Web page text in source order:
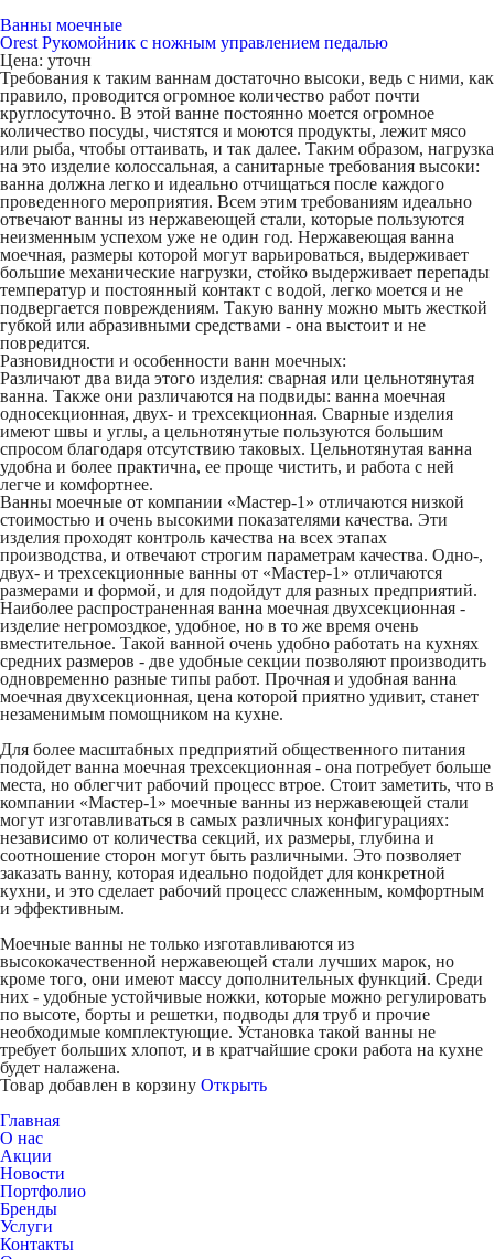
Ванны моечные
Orest Рукомойник с ножным управлением педалью
Цена: уточн
Требования к таким ваннам достаточно высоки, ведь с ними, как
правило, проводится огромное количество работ почти
круглосуточно. В этой ванне постоянно моется огромное
количество посуды, чистятся и моются продукты, лежит мясо
или рыба, чтобы оттаивать, и так далее. Таким образом, нагрузка
на это изделие колоссальная, а санитарные требования высоки:
ванна должна легко и идеально отчищаться после каждого
проведенного мероприятия. Всем этим требованиям идеально
отвечают ванны из нержавеющей стали, которые пользуются
неизменным успехом уже не один год. Нержавеющая ванна
моечная, размеры которой могут варьироваться, выдерживает
большие механические нагрузки, стойко выдерживает перепады
температур и постоянный контакт с водой, легко моется и не
подвергается повреждениям. Такую ванну можно мыть жесткой
губкой или абразивными средствами - она выстоит и не
повредится.
Разновидности и особенности ванн моечных:
Различают два вида этого изделия: сварная или цельнотянутая
ванна. Также они различаются на подвиды: ванна моечная
односекционная, двух- и трехсекционная. Сварные изделия
имеют швы и углы, а цельнотянутые пользуются большим
спросом благодаря отсутствию таковых. Цельнотянутая ванна
удобна и более практична, ее проще чистить, и работа с ней
легче и комфортнее.
Ванны моечные от компании «Мастер-1» отличаются низкой
стоимостью и очень высокими показателями качества. Эти
изделия проходят контроль качества на всех этапах
производства, и отвечают строгим параметрам качества. Одно-,
двух- и трехсекционные ванны от «Мастер-1» отличаются
размерами и формой, и для подойдут для разных предприятий.
Наиболее распространенная ванна моечная двухсекционная -
изделие негромоздкое, удобное, но в то же время очень
вместительное. Такой ванной очень удобно работать на кухнях
средних размеров - две удобные секции позволяют производить
одновременно разные типы работ. Прочная и удобная ванна
моечная двухсекционная, цена которой приятно удивит, станет
незаменимым помощником на кухне.
Для более масштабных предприятий общественного питания
подойдет ванна моечная трехсекционная - она потребует больше
места, но облегчит рабочий процесс втрое. Стоит заметить, что в
компании «Мастер-1» моечные ванны из нержавеющей стали
могут изготавливаться в самых различных конфигурациях:
независимо от количества секций, их размеры, глубина и
соотношение сторон могут быть различными. Это позволяет
заказать ванну, которая идеально подойдет для конкретной
кухни, и это сделает рабочий процесс слаженным, комфортным
и эффективным.
Моечные ванны не только изготавливаются из
высококачественной нержавеющей стали лучших марок, но
кроме того, они имеют массу дополнительных функций. Среди
них - удобные устойчивые ножки, которые можно регулировать
по высоте, борты и решетки, подводы для труб и прочие
необходимые комплектующие. Установка такой ванны не
требует больших хлопот, и в кратчайшие сроки работа на кухне
будет налажена.
Товар добавлен в корзину Открыть
Главная
О нас
Акции
Новости
Портфолио
Бренды
Услуги
Контакты